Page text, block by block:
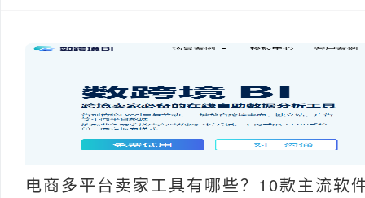
电商多平台卖家工具有哪些？10款主流软